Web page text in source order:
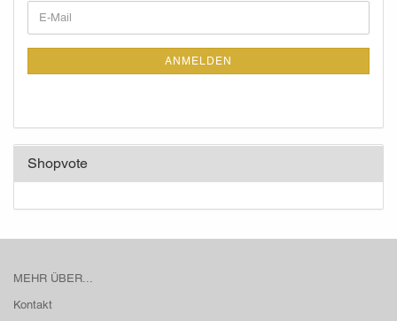
ZUR
E-
Mail
ANMELDEN
Shopvote
MEHR ÜBER...
Kontakt